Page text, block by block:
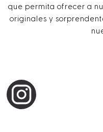
que permita ofrecer a
originales y